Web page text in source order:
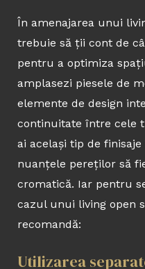
În amenajarea unui
trebuie să ții cont de
pentru a optimiza
amplasezi piesele de
elemente de design
continuitate între cele
ai același tip de
nuanțele pereților să
cromatică. Iar pentru
cazul unui living open
recomandă:
Utilizarea